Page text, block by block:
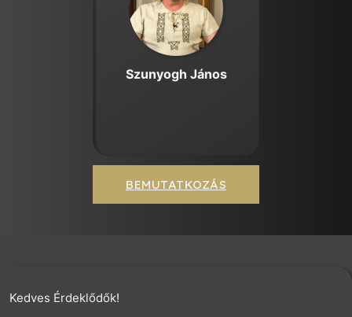
Szunyogh János
BEMUTATKOZÁS
Kedves Érdeklődők!